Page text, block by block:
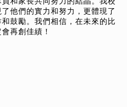
他們的實力和努力，更體現了
鼓勵。我們相信，在未來的比
再創佳績！